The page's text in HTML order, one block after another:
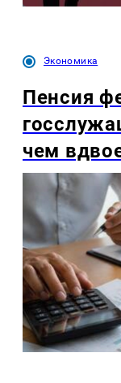
Экономика
Пенсия
чем